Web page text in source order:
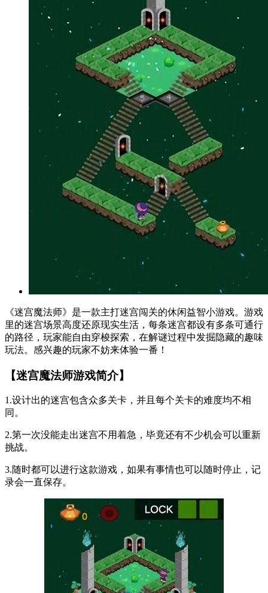
《迷宫魔法师》是一款主打迷宫闯关的休闲益智小游戏。游戏
里的迷宫场景高度还原现实生活，每条迷宫都设有多条可通行
的路径，玩家能自由穿梭探索，在解谜过程中发掘隐藏的趣味
玩法。感兴趣的玩家不妨来体验一番！
【迷宫魔法师游戏简介】
1.设计出的迷宫包含众多关卡，并且每个关卡的难度均不相
同。
2.第一次没能走出迷宫不用着急，毕竟还有不少机会可以重新
挑战。
3.随时都可以进行这款游戏，如果有事情也可以随时停止，记
录会一直保存。